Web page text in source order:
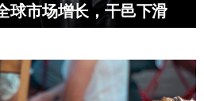
球市场增长，干邑下滑